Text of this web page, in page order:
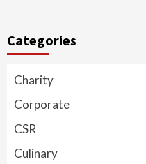
Categories
Charity
Corporate
CSR
Culinary